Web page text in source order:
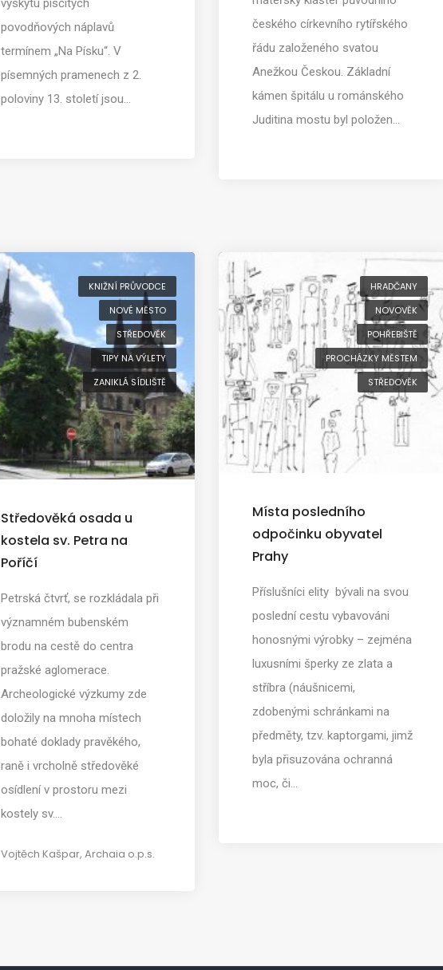
výskytu písčitých
povodňových náplavů
termínem „Na Písku“. V
písemných pramenech z 2.
poloviny 13. století jsou…
českého církevního rytířského
řádu založeného svatou
Anežkou Českou. Základní
kámen špitálu u románského
Juditina mostu byl položen…
KNIŽNÍ PRŮVODCE
NOVÉ MĚSTO
STŘEDOVĚK
TIPY NA VÝLETY
ZANIKLÁ SÍDLIŠTĚ
Středověká osada u
kostela sv. Petra na
Poříčí
Petrská čtvrť, se rozkládala při
významném bubenském
brodu na cestě do centra
pražské aglomerace.
Archeologické výzkumy zde
doložily na mnoha místech
bohaté doklady pravěkého,
raně i vrcholně středověké
osídlení v prostoru mezi
kostely sv.…
Vojtěch Kašpar, Archaia o.p.s.
HRADČANY
NOVOVĚK
POHŘEBIŠTĚ
PROCHÁZKY MĚSTEM
STŘEDOVĚK
Místa posledního
odpočinku obyvatel
Prahy
Příslušníci elity bývali na svou
poslední cestu vy­bavováni
honosnými výrobky – zejména
luxusními šperky ze zlata a
stříbra (náušnicemi,
zdobenými schránkami na
předměty, tzv. kaptorgami, jimž
byla přisuzována ochranná
moc, či…